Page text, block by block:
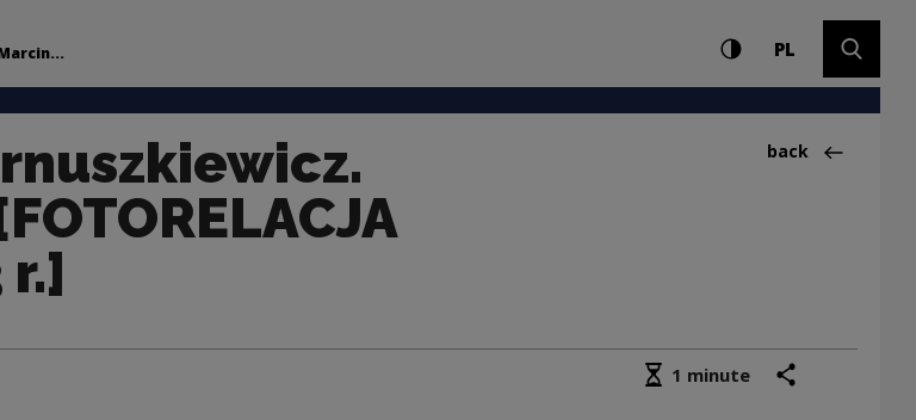
dni” [FOTORELACJASettings and search
High contrast
PLCHANGE
r.]
Back
back
Średni czas czytania
1 minute